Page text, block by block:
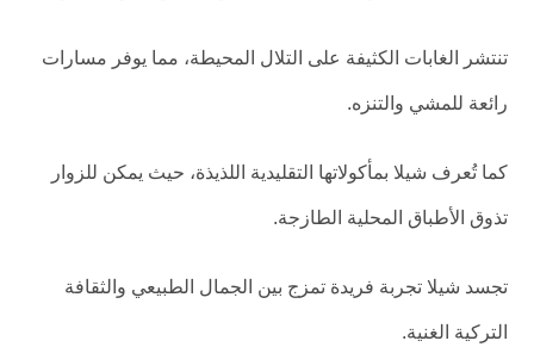
تنتشر الغابات الكثيفة على التلال المحيطة، مما يوفر مسارات
رائعة للمشي والتنزه.
كما تُعرف شيلا بمأكولاتها التقليدية اللذيذة، حيث يمكن للزوار
تذوق الأطباق المحلية الطازجة.
تجسد شيلا تجربة فريدة تمزج بين الجمال الطبيعي والثقافة
التركية الغنية.